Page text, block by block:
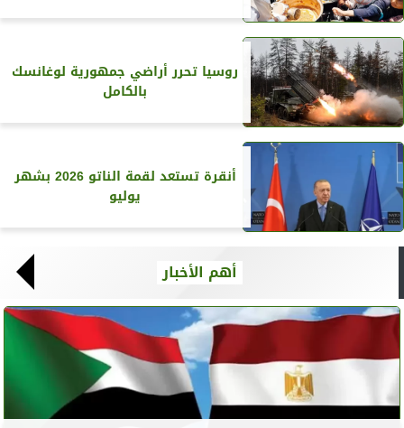
روسيا تحرر أراضي جمهورية لوغانسك
بالكامل
أنقرة تستعد لقمة الناتو 2026 بشهر
يوليو
أهم الأخبار